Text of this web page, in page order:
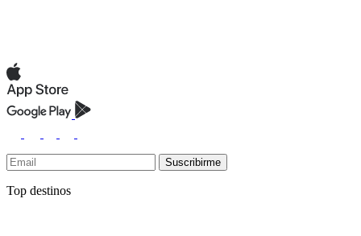
Suscribirme
Top destinos